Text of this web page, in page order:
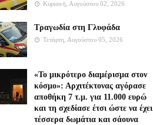
Κυριακή, Αυγούστου 02, 2026
Τραγωδία στη Γλυφάδα
Τετάρτη, Αυγούστου 05, 2026
«Το μικρότερο διαμέρισμα στον
κόσμο»: Αρχιτέκτονας αγόρασε
αποθήκη 7 τ.μ. για 11.000 ευρώ
και τη σχεδίασε έτσι ώστε να έχει
τέσσερα δωμάτια και σάουνα